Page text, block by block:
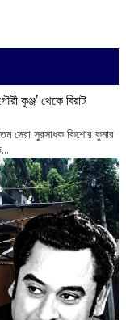
কুঞ্জ’ থেকে বিরাট
সেরা সুরসাধক কিশোর কুমার